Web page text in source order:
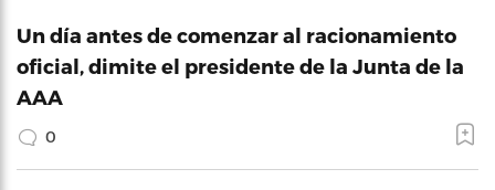
Un día antes de comenzar al racionamiento
oficial, dimite el presidente de la Junta de la
AAA
0